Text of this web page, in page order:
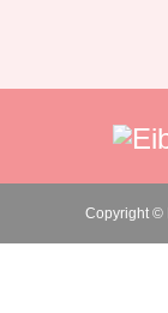
Copyright ©